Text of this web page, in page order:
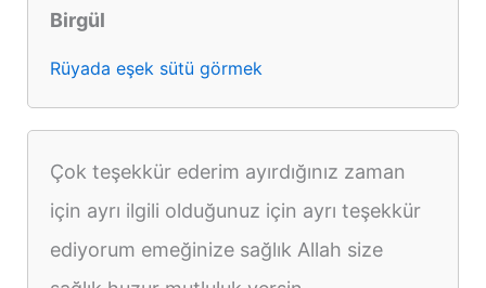
Birgül
Rüyada eşek sütü görmek
Çok teşekkür ederim ayırdığınız zaman
için ayrı ilgili olduğunuz için ayrı teşekkür
ediyorum emeğinize sağlık Allah size